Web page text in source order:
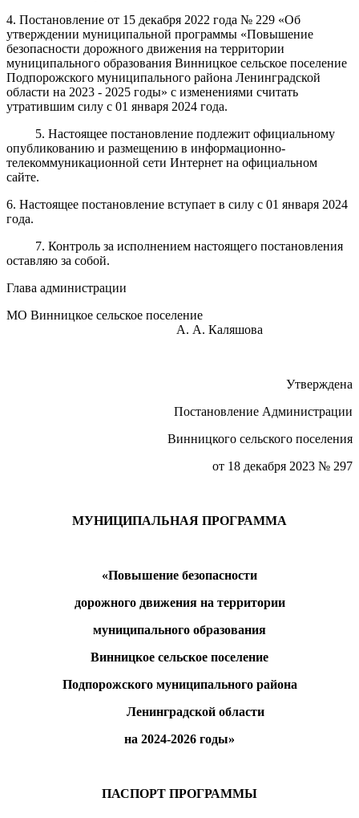
4. Постановление от 15 декабря 2022 года № 229 «Об
утверждении муниципальной программы «Повышение
безопасности дорожного движения на территории
муниципального образования Винницкое сельское поселение
Подпорожского муниципального района Ленинградской
области на 2023 - 2025 годы» с изменениями считать
утратившим силу с 01 января 2024 года.
5. Настоящее постановление подлежит официальному
опубликованию и размещению в информационно-
телекоммуникационной сети Интернет на официальном
сайте.
6. Настоящее постановление вступает в силу с 01 января 2024
года.
7. Контроль за исполнением настоящего постановления
оставляю за собой.
Глава администрации
МО Винницкое сельское поселение
А. А. Каляшова
Утверждена
Постановление Администрации
Винницкого сельского поселения
от 18 декабря 2023 № 297
МУНИЦИПАЛЬНАЯ ПРОГРАММА
«Повышение безопасности
дорожного движения на территории
муниципального образования
Винницкое сельское поселение
Подпорожского муниципального района
Ленинградской области
на 2024-2026 годы»
ПАСПОРТ ПРОГРАММЫ